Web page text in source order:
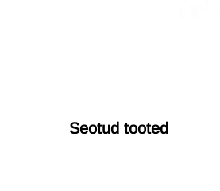
Seotud tooted